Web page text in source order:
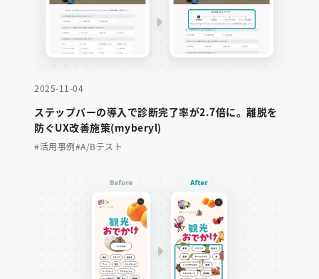
2025-11-04
ステップバーの導入で診断完了率が2.7倍に。離脱を
防ぐUX改善施策(myberyl)
#活用事例#A/Bテスト